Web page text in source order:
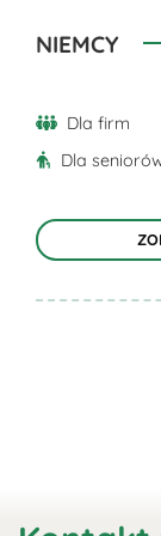
NIEMCY
Dla firm
Dla